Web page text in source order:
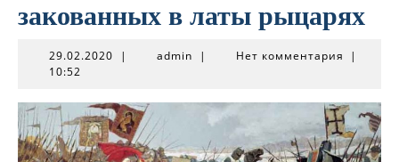
закованных в латы рыцарях
29.02.2020 29.02.2020
| adminadmin
| Нет комментария
|
10:52